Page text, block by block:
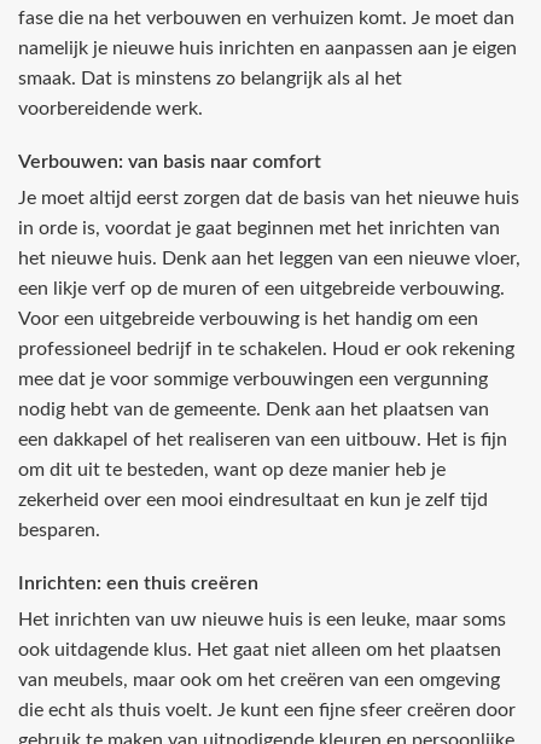
fase die na het verbouwen en verhuizen komt. Je moet dan
namelijk je nieuwe huis inrichten en aanpassen aan je eigen
smaak. Dat is minstens zo belangrijk als al het
voorbereidende werk.
Verbouwen: van basis naar comfort
Je moet altijd eerst zorgen dat de basis van het nieuwe huis
in orde is, voordat je gaat beginnen met het inrichten van
het nieuwe huis. Denk aan het leggen van een nieuwe vloer,
een likje verf op de muren of een uitgebreide verbouwing.
Voor een uitgebreide verbouwing is het handig om een
professioneel bedrijf in te schakelen. Houd er ook rekening
mee dat je voor sommige verbouwingen een vergunning
nodig hebt van de gemeente. Denk aan het plaatsen van
een dakkapel of het realiseren van een uitbouw. Het is fijn
om dit uit te besteden, want op deze manier heb je
zekerheid over een mooi eindresultaat en kun je zelf tijd
besparen.
Inrichten: een thuis creëren
Het inrichten van uw nieuwe huis is een leuke, maar soms
ook uitdagende klus. Het gaat niet alleen om het plaatsen
van meubels, maar ook om het creëren van een omgeving
die echt als thuis voelt. Je kunt een fijne sfeer creëren door
gebruik te maken van uitnodigende kleuren en persoonlijke